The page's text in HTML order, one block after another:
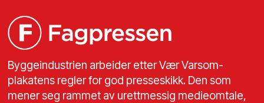
Byggeindustrien arbeider etter Vær Varsom-
plakatens regler for god presseskikk. Den som
mener seg rammet av urettmessig medieomtale,